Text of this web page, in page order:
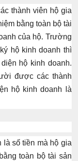
thành viên hộ gia
bằng toàn bộ tài
của hộ. Trường
hộ kinh doanh thì
hộ kinh doanh.
được các thành
hộ kinh doanh là
là số tiền mà hộ gia
toàn bộ tài sản